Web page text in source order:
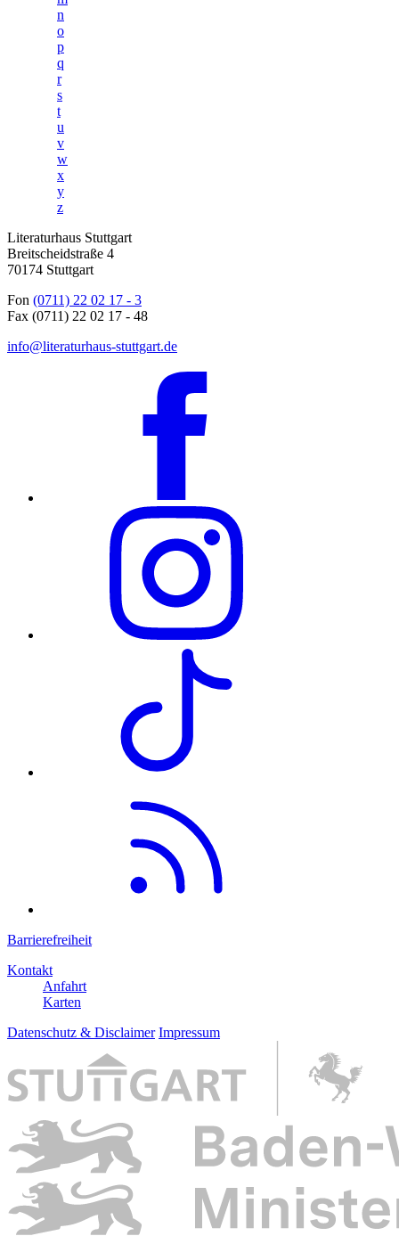
n
o
p
q
r
s
t
u
v
w
x
y
z
Literaturhaus Stuttgart
Breitscheidstraße 4
70174 Stuttgart
Fon (0711) 22 02 17 - 3
Fax (0711) 22 02 17 - 48
info@literaturhaus-stuttgart.de
Barrierefreiheit
Kontakt
Anfahrt
Karten
Datenschutz & Disclaimer Impressum